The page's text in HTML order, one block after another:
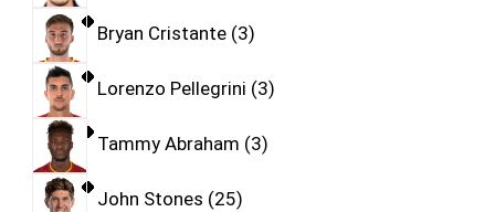
Bryan Cristante 3
Lorenzo Pellegrini 3
Tammy Abraham 3
John Stones 25